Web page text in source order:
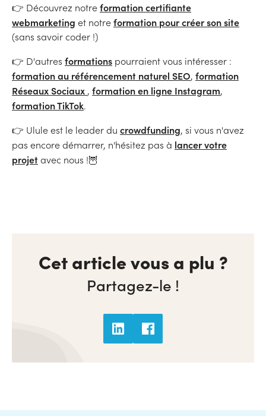
👉 Découvrez notreformation certifiante
webmarketing et notreformation pour créer son site
(sans savoir coder !)
👉 D'autres formations pourraient vous intéresser :
formation au référencement naturel SEO, formation
Réseaux Sociaux , formation en ligne Instagram,
formation TikTok.
👉 Ulule est le leader du crowdfunding, si vous n'avez
pas encore démarrer, n'hésitez pas à lancer votre
projetavec nous !🦉
Cet article vous a plu ?
Partagez-le !